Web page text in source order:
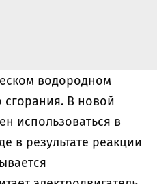
водородном
сгорания. В новой
использоваться в
в результате реакции